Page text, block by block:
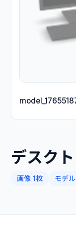
デスク
画像 1枚 モデ